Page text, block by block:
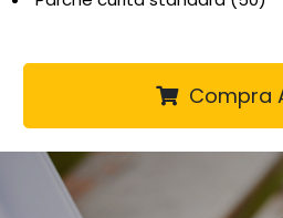
Compra